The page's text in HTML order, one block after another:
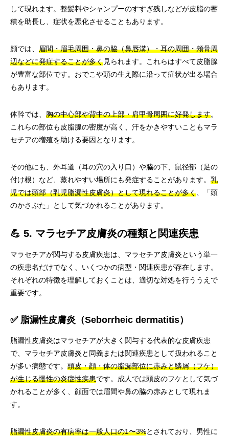
して現れます。整髪料やシャンプーのすすぎ残しなどが皮脂の蓄
積を助長し、症状を悪化させることもあります。
顔では、 眉間・眉毛周囲・鼻の脇（鼻唇溝）・耳の周囲・頬骨周
辺などに発症することが多く見られます。これらはすべて皮脂腺
が豊富な部位です。おでこや頭の生え際に沿って症状が出る場合
もあります。
体幹では、 胸の中心部や背中の上部・肩甲骨周囲に好発します。
これらの部位も皮脂腺の密度が高く、汗をかきやすいこともマラ
セチアの増殖を助ける要因となります。
その他にも、外耳道（耳の穴の入り口）や脇の下、鼠径部（足の
付け根）など、蒸れやすい場所にも発症することがあります。 乳
児では頭部（乳児脂漏性皮膚炎）として現れることが多く 、「頭
のかさぶた」として気づかれることがあります。
💪 5. マラセチア皮膚炎の種類と関連疾患
マラセチアが関与する皮膚疾患は、マラセチア皮膚炎という単一
の疾患名だけでなく、いくつかの病型・関連疾患が存在します。
それぞれの特徴を理解しておくことは、適切な対処を行ううえで
重要です。
✅ 脂漏性皮膚炎（Seborrheic dermatitis）
脂漏性皮膚炎はマラセチアが大きく関与する代表的な皮膚疾患
で、マラセチア皮膚炎と同義または関連疾患として扱われること
が多い病態です。 頭皮・顔・体の脂漏部位に赤みと鱗屑（フケ）
が生じる慢性の炎症性疾患です。成人では頭皮のフケとして気づ
かれることが多く、顔面では眉間や鼻の脇の赤みとして現れま
す。
脂漏性皮膚炎の有病率は一般人口の1〜3%とされており、男性に